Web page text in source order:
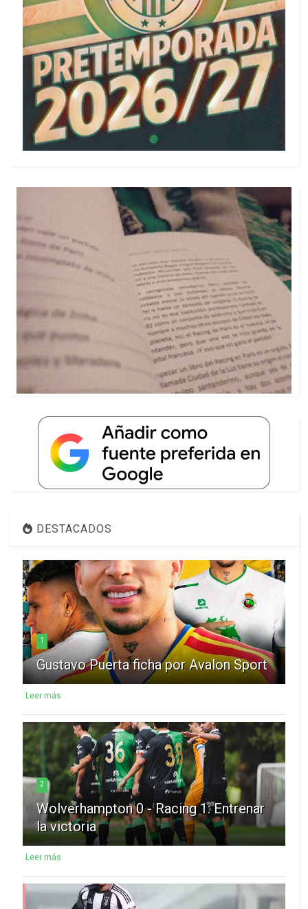
DESTACADOS
1
Gustavo Puerta ficha por Avalon Sport
Leer más
2
Wolverhampton 0 - Racing 1: Entrenar
la victoria
Leer más